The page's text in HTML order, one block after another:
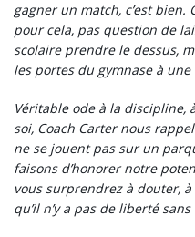
gagner un match, c’est bien.
pour cela, pas question de
scolaire prendre le dessus,
les portes du gymnase à
Véritable ode à la discipline,
soi, Coach Carter nous
ne se jouent pas sur un
faisons d’honorer notre
vous surprendrez à douter,
qu’il n’y a pas de liberté